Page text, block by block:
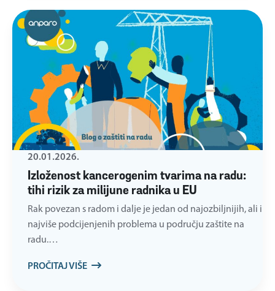
Izloženost kancerogenim tvarima na radu:
tihi rizik za milijune radnika u EU
20.01.2026.
Rak povezan s radom i dalje je jedan od najozbiljnijih, ali i
najviše podcijenjenih problema u području zaštite na
radu.…
PROČITAJ VIŠE